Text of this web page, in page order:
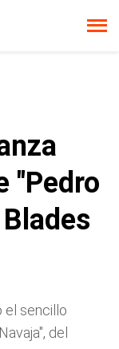
"Pedro
el sencillo
del